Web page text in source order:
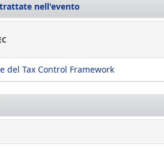
nell'evento
del Tax Control Framework